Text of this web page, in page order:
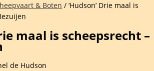
& Boten / ‘Hudson’ Drie maal is
maal is scheepsrecht –
de Hudson